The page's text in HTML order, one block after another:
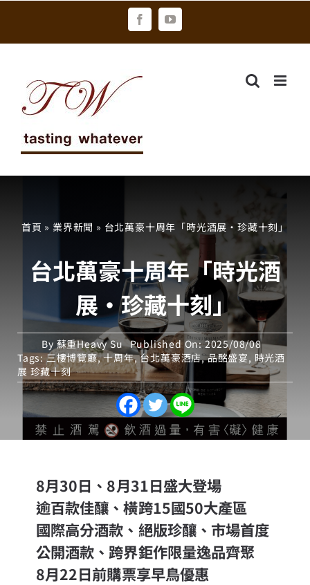
FacebookYouTube
首頁 » 業界新聞 » 台北萬豪十周年「時光酒展‧珍藏十刻」
台北萬豪十周年「時光酒
展‧珍藏十刻」
By 蘇重Heavy Su Published On: 2025/08/08
Tags:三樓博覽廳,十周年,台北萬豪酒店,品酩盛宴, 時光酒
展 珍藏十刻
8月30日、8月31日盛大登場
逾百款佳釀、橫跨15國50大產區
國際高分酒款、絕版珍釀、市場首度
公開酒款、跨界鉅作限量逸品齊聚
8月22日前購票享早鳥優惠